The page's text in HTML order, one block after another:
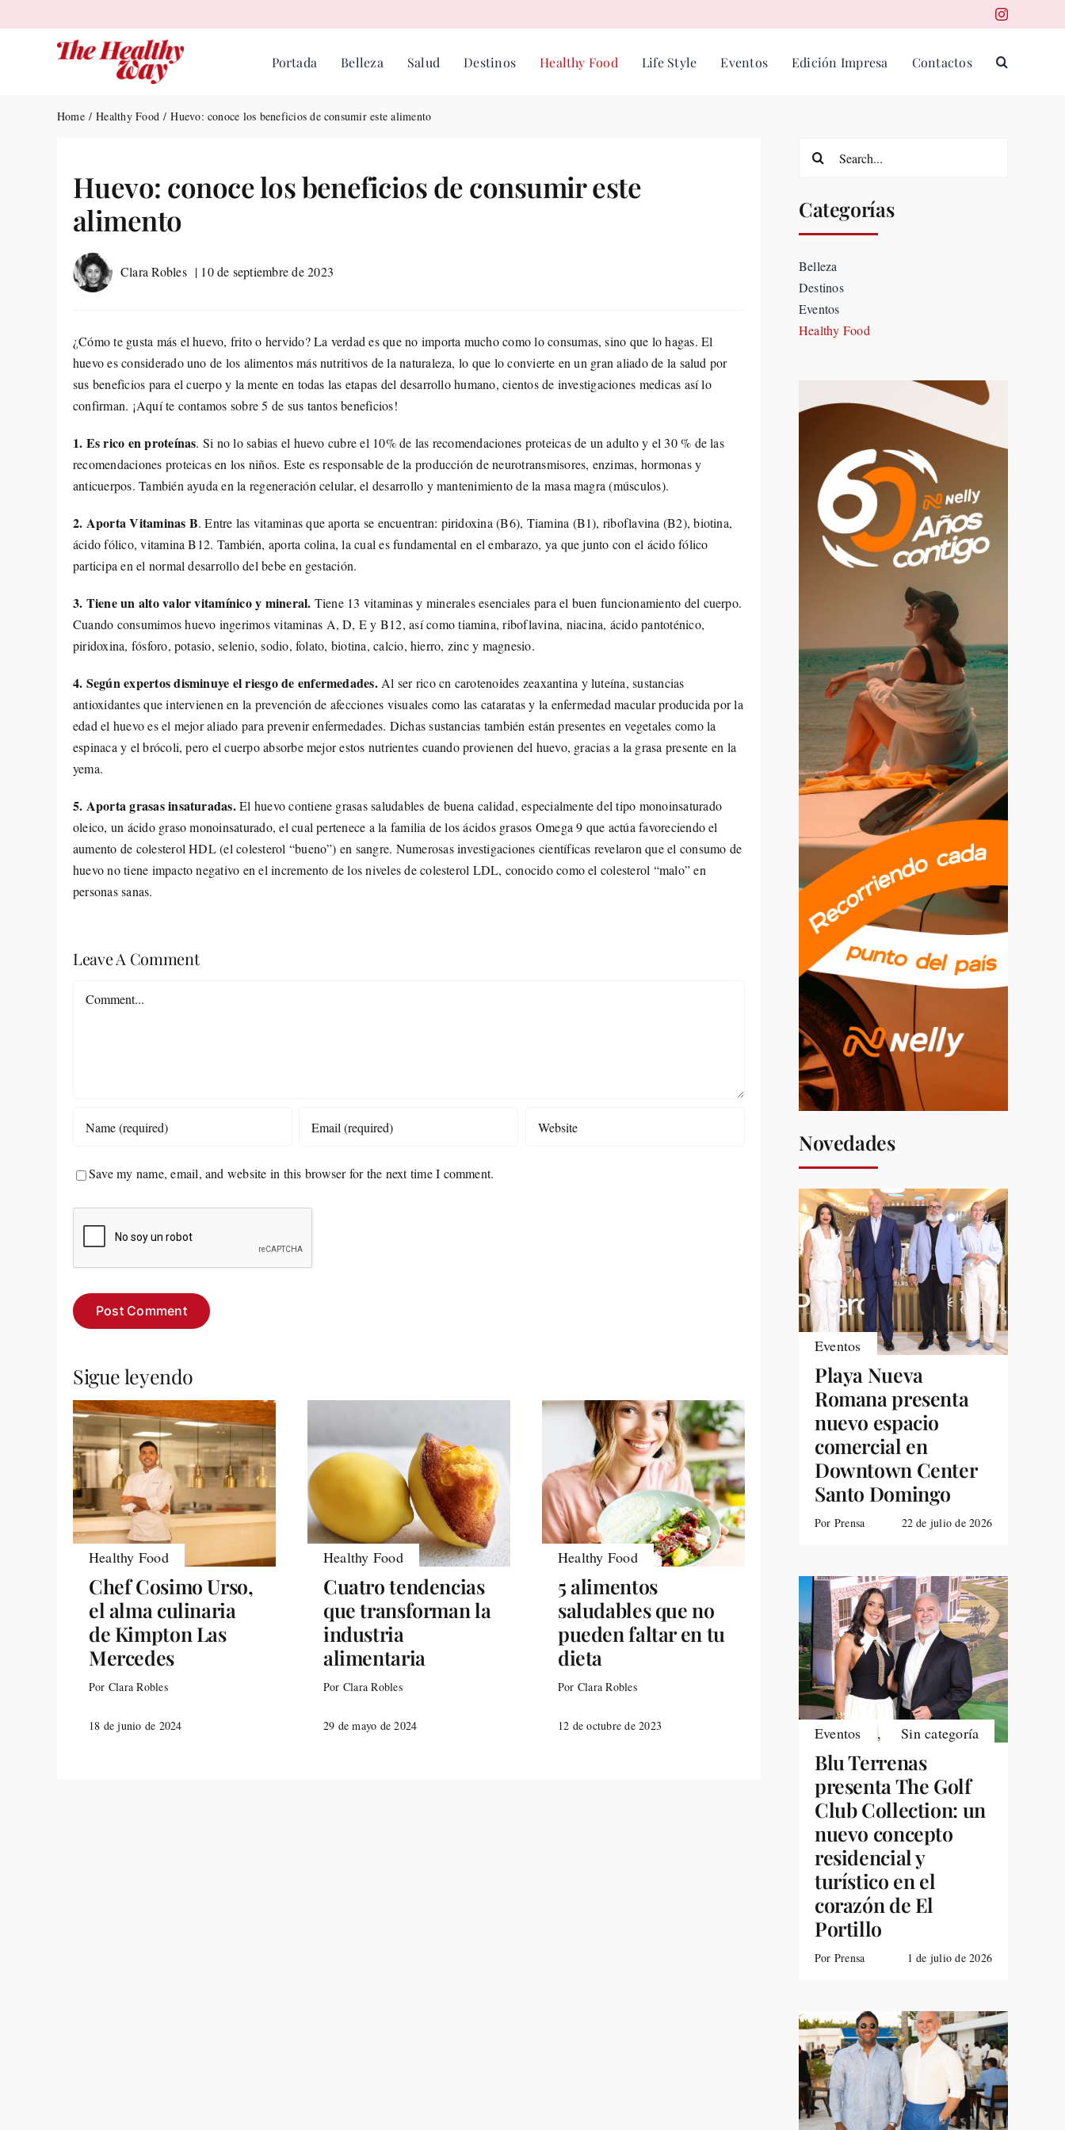
to
Portada Belleza Salud Destinos Healthy Food Life Style Eventos Edición Impresa Contactos
Home Healthy Food Huevo: conoce los beneficios de consumir este alimento
Huevo: conoce los beneficios de consumir este
alimento
Clara Robles | 10 de septiembre de 2023
¿Cómo te gusta más el huevo, frito o hervido? La verdad es que no importa mucho como lo consumas, sino que lo hagas. El
huevo es considerado uno de los alimentos más nutritivos de la naturaleza, lo que lo convierte en un gran aliado de la salud por
sus beneficios para el cuerpo y la mente en todas las etapas del desarrollo humano, cientos de investigaciones medicas así lo
confirman. ¡Aquí te contamos sobre 5 de sus tantos beneficios!
1. Es rico en proteínas. Si no lo sabias el huevo cubre el 10% de las recomendaciones proteicas de un adulto y el 30 % de las
recomendaciones proteicas en los niños. Este es responsable de la producción de neurotransmisores, enzimas, hormonas y
anticuerpos. También ayuda en la regeneración celular, el desarrollo y mantenimiento de la masa magra (músculos).
2. Aporta Vitaminas B. Entre las vitaminas que aporta se encuentran: piridoxina (B6), Tiamina (B1), riboflavina (B2), biotina,
ácido fólico, vitamina B12. También, aporta colina, la cual es fundamental en el embarazo, ya que junto con el ácido fólico
participa en el normal desarrollo del bebe en gestación.
3. Tiene un alto valor vitamínico y mineral. Tiene 13 vitaminas y minerales esenciales para el buen funcionamiento del cuerpo.
Cuando consumimos huevo ingerimos vitaminas A, D, E y B12, así como tiamina, riboflavina, niacina, ácido pantoténico,
piridoxina, fósforo, potasio, selenio, sodio, folato, biotina, calcio, hierro, zinc y magnesio.
4. Según expertos disminuye el riesgo de enfermedades.Al ser rico cn carotenoides zeaxantina y luteína, sustancias
antioxidantes que intervienen en la prevención de afecciones visuales como las cataratas y la enfermedad macular producida por la
edad el huevo es el mejor aliado para prevenir enfermedades. Dichas sustancias también están presentes en vegetales como la
espinaca y el brócoli, pero el cuerpo absorbe mejor estos nutrientes cuando provienen del huevo, gracias a la grasa presente en la
yema.
5. Aporta grasas insaturadas.El huevo contiene grasas saludables de buena calidad, especialmente del tipo monoinsaturado
oleico, un ácido graso monoinsaturado, el cual pertenece a la familia de los ácidos grasos Omega 9 que actúa favoreciendo el
aumento de colesterol HDL (el colesterol “bueno”) en sangre. Numerosas investigaciones científicas revelaron que el consumo de
huevo no tiene impacto negativo en el incremento de los niveles de colesterol LDL, conocido como el colesterol “malo” en
personas sanas.
Leave A Comment
Save my name, email, and website in this browser for the next time I comment.
Sigue leyendo
Healthy Food
Chef Cosimo Urso,
el alma culinaria
de Kimpton Las
Mercedes
Por Clara Robles
18 de junio de 2024
Healthy Food
Cuatro tendencias
que transforman la
industria
alimentaria
Por Clara Robles
29 de mayo de 2024
Healthy Food
5 alimentos
saludables que no
pueden faltar en tu
dieta
Por Clara Robles
12 de octubre de 2023
Categorías
Belleza
Destinos
Eventos
Healthy Food
Novedades
Eventos
Playa Nueva
Romana presenta
nuevo espacio
comercial en
Downtown Center
Santo Domingo
Por Prensa 22 de julio de 2026
Eventos , Sin categoría
Blu Terrenas
presenta The Golf
Club Collection: un
nuevo concepto
residencial y
turístico en el
corazón de El
Portillo
Por Prensa 1 de julio de 2026